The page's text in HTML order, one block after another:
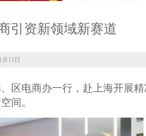
引资新领域新赛道
11日
区电商办一行，赴上海开展
间。